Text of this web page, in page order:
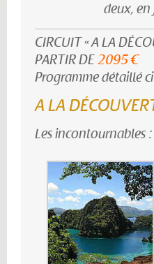
deux,
CIRCUIT « A LA
PARTIR DE2095 €
Programme détaillé
A LA
Les incontournables :